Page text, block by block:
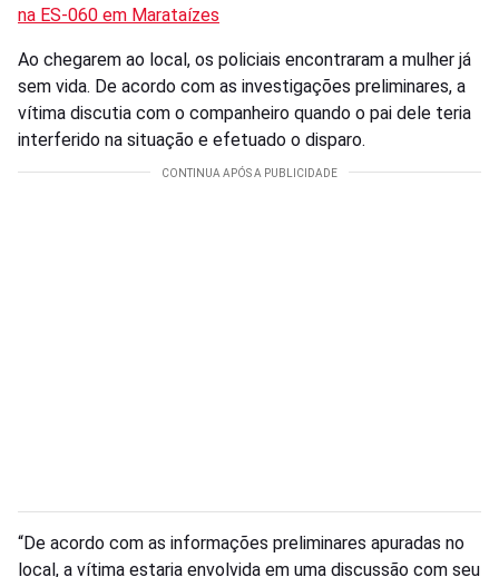
na ES-060 em Marataízes
Ao chegarem ao local, os policiais encontraram a mulher já
sem vida. De acordo com as investigações preliminares, a
vítima discutia com o companheiro quando o pai dele teria
interferido na situação e efetuado o disparo.
“De acordo com as informações preliminares apuradas no
local, a vítima estaria envolvida em uma discussão com seu